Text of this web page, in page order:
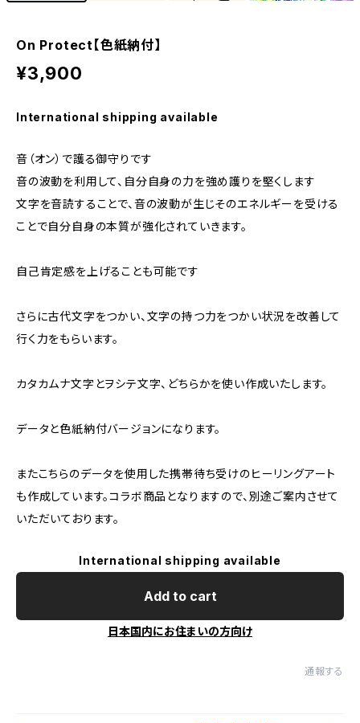
On Protect【色紙納付】
¥3,900
International shipping available
音（オン）で護る御守りです
音の波動を利用して、自分自身の力を強め護りを堅くします
文字を音読することで、音の波動が生じそのエネルギーを受ける
ことで自分自身の本質が強化されていきます。
自己肯定感を上げることも可能です
さらに古代文字をつかい、文字の持つ力をつかい状況を改善して
行く力をもらいます。
カタカムナ文字とヲシテ文字、どちらかを使い作成いたします。
データと色紙納付バージョンになります。
またこちらのデータを使用した携帯待ち受けのヒーリングアート
も作成しています。コラボ商品となりますので、別途ご案内させて
いただいております。
International shipping available
Add to cart
日本国内にお住まいの方向け
通報する